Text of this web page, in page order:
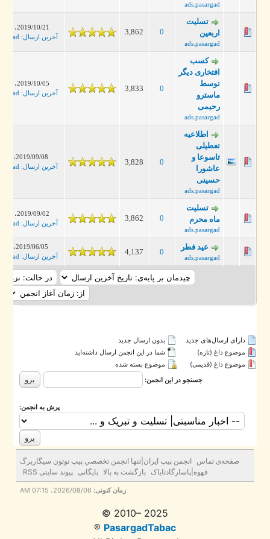
ads.pasargad
تسلیت
اربعین
ads.pasargad
3,862
2019/10/21، 10:51 AM
آخرین ارسال :
ads.pasargad
کسب
افتخاری دیگر
توسط
ماسترو
رحیمی
ads.pasargad
3,833
2019/10/05، 11:18 AM
آخرین ارسال :
ads.pasargad
اطلاعیه
تعطیلی
تاسوعا و
عاشورا
حسینی
ads.pasargad
3,828
2019/09/08، 02:05 PM
آخرین ارسال :
ads.pasargad
تسلیت
ماه محرم
ads.pasargad
3,862
2019/09/02، 08:57 AM
آخرین ارسال :
ads.pasargad
عید فطر
ads.pasargad
0
4,137
2019/06/05، 09:19 PM
آخرین ارسال :
ads.pasargad
دارای ارسال‌های جدید‌
موضوع داغ (تازه‌)
موضوع داغ (قدیمی)
بدون ارسال جدید‌
شما در این انجمن ارسال داشته‌اید
موضوع بسته شده
جستجو در این انجمن:
پرش به انجمن:
صفحه‌ی تماس
انجمن پيپ ايران|تنها انجمن تخصصي پيپ توتون سيگاربرگ
قهوه|پاسارگادتاباک بازگشت به بالا بایگانی پیوند سایتی RSS
زمان کنونی:2026/08/06، 07:15 AM
© 2010– 2025
®PasargadTabac